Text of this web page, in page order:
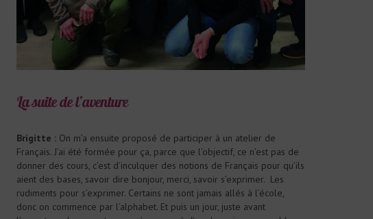
La suite de l’aventure
Brigitte : On m’a ensuite proposé de participer à un atelier de
Français. J’ai été formée pour ça, parce que l’objectif, ce n’est pas de
donner des cours, c’est d’inculquer des notions de Français pour qu’ils
aient des bases, savoir dire bonjour, merci, savoir s’exprimer. Les
rudiments pour s’exprimer. Certains ne sont jamais allés à l’école,
donc on commence par l’alphabet. Et puis un jour, juste avant